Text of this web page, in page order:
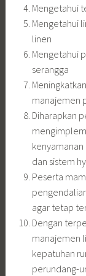
Mengetahui
Mengetahui
linen
Mengetahui
serangga
manajemen
Diharapkan
dan sistem
Peserta
agar tetap
Dengan
manajemen
kepatuhan
perundang-